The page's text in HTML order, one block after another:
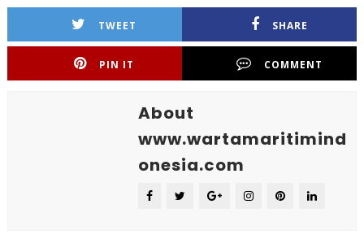
TWEET SHARE
PIN IT COMMENT
About
www.wartamaritimind
onesia.com